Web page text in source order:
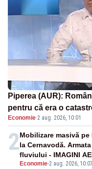
Piperea (AUR):
pentru că era o
pensii
Economie·2 aug. 2026, 10:01
2
Economie-2 aug. 2026, 10:07
Mobilizare masivă
la Cernavodă.
fluviului - IMAGINI